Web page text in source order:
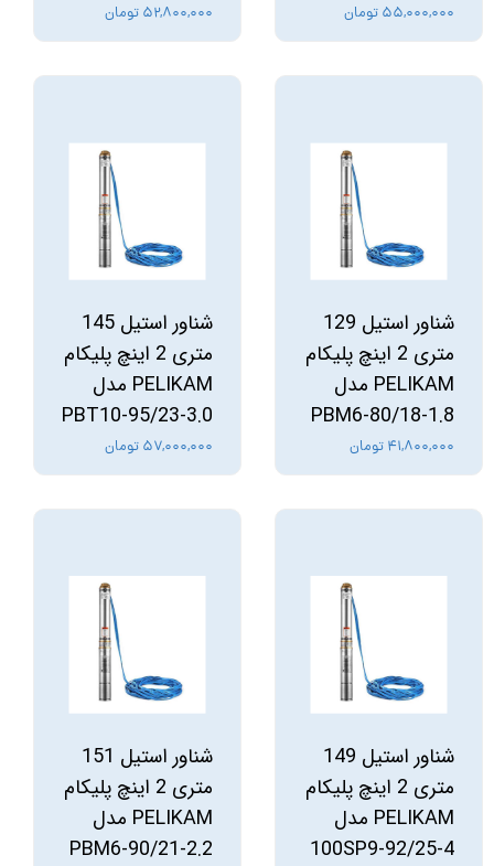
۵۵,۰۰۰,۰۰۰ تومان ۵۲,۸۰۰,۰۰۰ تومان
شناور استیل 129
متری 2 اینچ پلیکام
PELIKAM مدل
PBM6-80/18-1.8
۴۱,۸۰۰,۰۰۰ تومان
شناور استیل 145
متری 2 اینچ پلیکام
PELIKAM مدل
PBT10-95/23-3.0
۵۷,۰۰۰,۰۰۰ تومان
شناور استیل 149
متری 2 اینچ پلیکام
PELIKAM مدل
100SP9-92/25-4
شناور استیل 151
متری 2 اینچ پلیکام
PELIKAM مدل
PBM6-90/21-2.2